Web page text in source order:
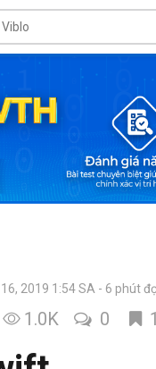
2019 1:54 SA 6 phút
1.0K 0